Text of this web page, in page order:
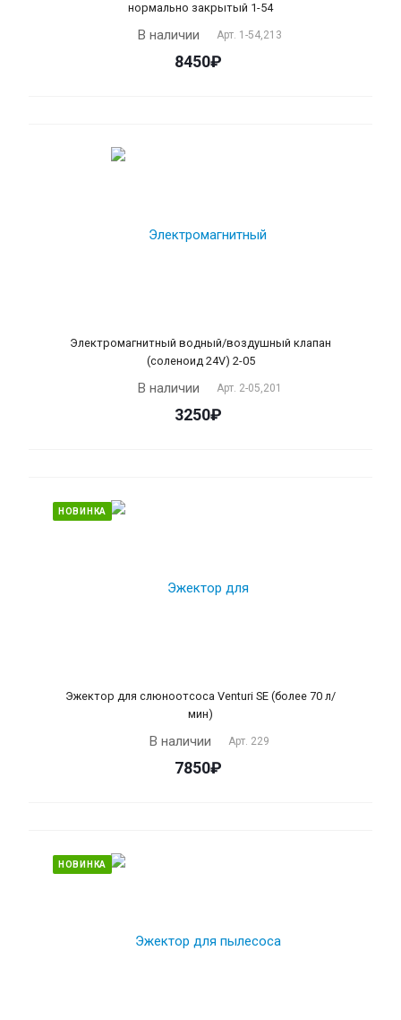
нормально закрытый 1-54
В наличии Арт. 1-54,213
8450₽
Электромагнитный водный/воздушный клапан
(соленоид 24V) 2-05
В наличии Арт. 2-05,201
3250₽
НОВИНКА
Эжектор для слюноотсоса Venturi SE (более 70 л/
мин)
В наличии Арт. 229
7850₽
НОВИНКА